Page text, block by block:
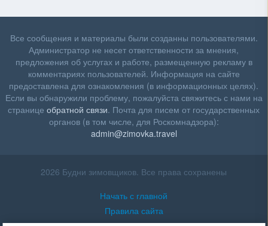
Все сообщения и материалы были созданны пользователями.
Администратор не несет ответственности за мнения,
предложения об услугах и работе, размещенную рекламу в
комментариях пользователей. Информация на сайте
предоставлена для ознакомления (в информационных целях).
Если вы обнаружили проблему, пожалуйста свяжитесь с нами на
страницеобратной связи. Почта для писем от государственных
органов (в том числе, для Роскомнадзора):
admin@zimovka.travel
2026 Будни зимовщиков. Все права сохранены
Начать с главной
Правила сайта